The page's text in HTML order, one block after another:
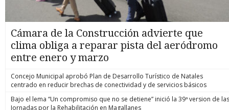
Cámara de la Construcción advierte que
clima obliga a reparar pista del aeródromo
entre enero y marzo
Concejo Municipal aprobó Plan de Desarrollo Turístico de Natales
centrado en reducir brechas de conectividad y de servicios básicos
Bajo el lema “Un compromiso que no se detiene” inició la 39ª version de las
Jornadas por la Rehabilitación en Magallanes